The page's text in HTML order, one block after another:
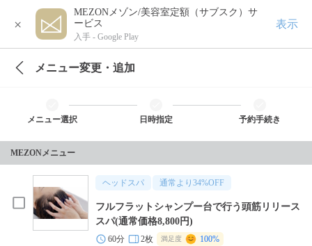
×
MEZONメゾン/美容室定額（サブスク）サ
ービス
入手 - Google Play
表示
メニュー変更・追加
メニュー選択 日時指定 予約手続き
MEZONメニュー
ヘッドスパ 通常より 34%OFF
フルフラットシャンプー台で行う頭筋リリース
スパ(通常価格8,800円)
60分 2枚 満足度 100%